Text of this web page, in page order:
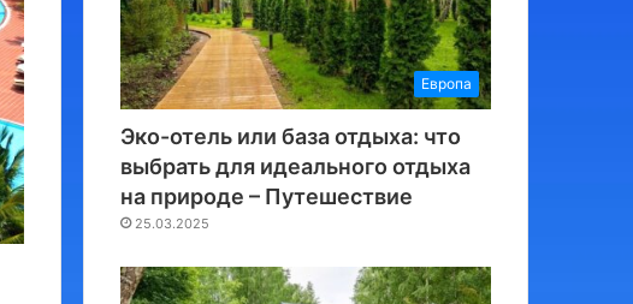
Европа
Эко-отель или база отдыха: что
выбрать для идеального отдыха
на природе – Путешествие
25.03.2025